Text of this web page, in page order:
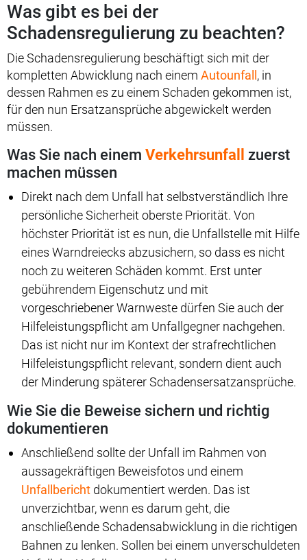
Was gibt es bei der
Schadensregulierung zu beachten?
Die Schadensregulierung beschäftigt sich mit der
kompletten Abwicklung nach einem Autounfall, in
dessen Rahmen es zu einem Schaden gekommen ist,
für den nun Ersatzansprüche abgewickelt werden
müssen.
Was Sie nach einem Verkehrsunfall
zuerst
machen müssen
Direkt nach dem Unfall hat selbstverständlich Ihre
persönliche Sicherheit oberste Priorität. Von
höchster Priorität ist es nun, die Unfallstelle mit Hilfe
eines Warndreiecks abzusichern, so dass es nicht
noch zu weiteren Schäden kommt. Erst unter
gebührendem Eigenschutz und mit
vorgeschriebener Warnweste dürfen Sie auch der
Hilfeleistungspflicht am Unfallgegner nachgehen.
Das ist nicht nur im Kontext der strafrechtlichen
Hilfeleistungspflicht relevant, sondern dient auch
der Minderung späterer Schadensersatzansprüche.
Wie Sie die Beweise sichern und richtig
dokumentieren
Anschließend sollte der Unfall im Rahmen von
aussagekräftigen Beweisfotos und einem
Unfallbericht dokumentiert werden. Das ist
unverzichtbar, wenn es darum geht, die
anschließende Schadensabwicklung in die richtigen
Bahnen zu lenken. Sollen bei einem unverschuldeten